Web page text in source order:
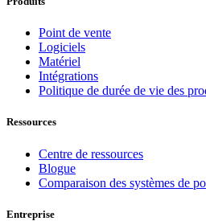
Point de vente
Logiciels
Matériel
Intégrations
Politique de durée de vie des
Ressources
Centre de ressources
Blogue
Comparaison des systèmes de
Entreprise